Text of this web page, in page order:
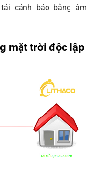
cảnh báo bằng âm
mặt trời độc lập